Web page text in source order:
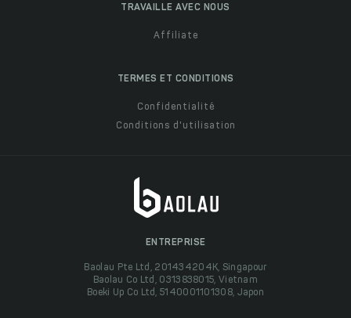
TRAVAILLE AVEC NOUS
Affiliate
TERMES ET CONDITIONS
Confidentialité
Conditions d'utilisation
ENTREPRISE
Baolau Pte Ltd, 201434204K, Singapour
Baolau Co Ltd, 0313838015, Vietnam
Boeki Up Co Ltd, 5140001101308, Japon